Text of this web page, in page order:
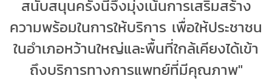
สนับสนุนครั้งนี้จึงมุ่งเน้นการเสริมสร้าง
ความพร้อมในการให้บริการ เพื่อให้ประชาชน
ในอำเภอหว้านใหญ่และพื้นที่ใกล้เคียงได้เข้า
ถึงบริการทางการแพทย์ที่มีคุณภาพ"